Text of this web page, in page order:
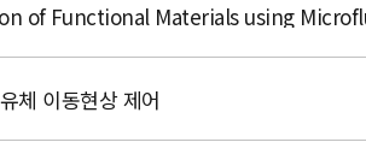
of Functional Materials using
체 이동현상 제어